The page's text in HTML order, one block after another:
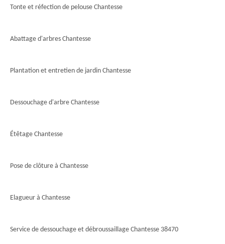
Tonte et réfection de pelouse Chantesse
Abattage d'arbres Chantesse
Plantation et entretien de jardin Chantesse
Dessouchage d'arbre Chantesse
Étêtage Chantesse
Pose de clôture à Chantesse
Elagueur à Chantesse
Service de dessouchage et débroussaillage Chantesse 38470